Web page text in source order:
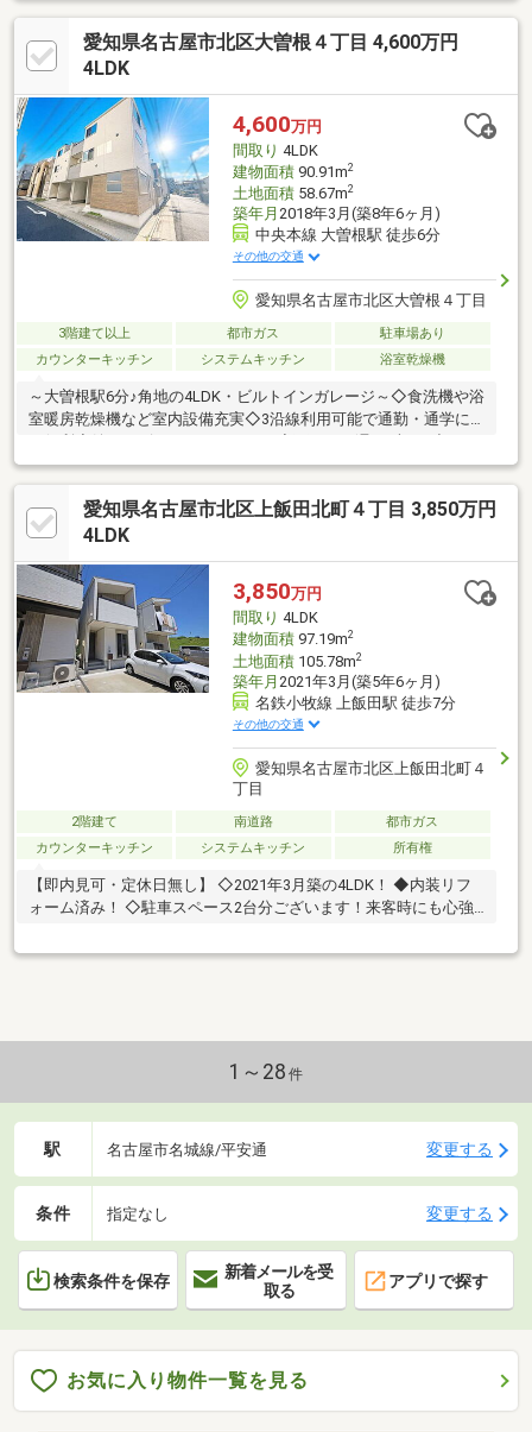
愛知県名古屋市北区大曽根４丁目 4,600万円
4LDK
4,600万円
間取り 4LDK
建物面積90.91m2
土地面積58.67m2
築年月 2018年3月(築8年6ヶ月)
中央本線 大曽根駅 徒歩6分
その他の交通
愛知県名古屋市北区大曽根４丁目
3階建て以上 都市ガス
駐車場あり
カウンターキッチン
システムキッチン 浴室乾燥機
～大曽根駅6分♪角地の4LDK・ビルトインガレージ～◇食洗機や浴
室暖房乾燥機など室内設備充実◇3沿線利用可能で通勤・通学に
可能
愛知県名古屋市北区上飯田北町４丁目 3,850万円
4LDK
3,850万円
間取り 4LDK
建物面積97.19m2
土地面積105.78m2
築年月 2021年3月(築5年6ヶ月)
名鉄小牧線 上飯田駅 徒歩7分
その他の交通
愛知県名古屋市北区上飯田北町４
丁目
2階建て 南道路
都市ガス
カウンターキッチン
システムキッチン 所有権
【即内見可・定休日無し】 ◇2021年3月築の4LDK！ ◆内装リフ
ォーム済み！ ◇駐車スペース2台分ございます！来客時にも心強
1～28 件
駅 名古屋市名城線/平安通 変更する
条件 指定なし 変更する
検索条件を保存
新着メールを受
取る
アプリで探す
お気に入り物件一覧を見る